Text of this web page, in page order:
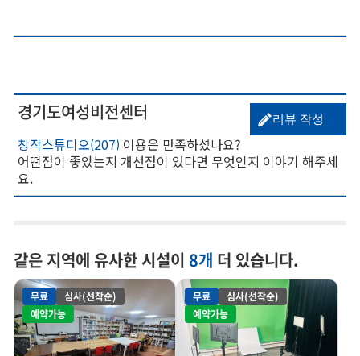
경기도여성비전센터
창작스튜디오(207) 이용은 만족하셨나요?
어떤점이 좋았는지 개선점이 있다면 무엇인지 이야기 해주세
요.
리뷰 작성
같은 지역에 유사한 시설이 8개 더 있습니다.
무료
심사(선착순)
예약가능
무료
심사(선착순)
예약가능